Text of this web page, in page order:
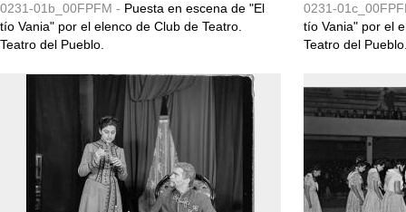
0231-01b_00FPFM - Puesta en escena de "El
tío Vania" por el elenco de Club de Teatro.
Teatro del Pueblo.
0231-
tío Vania" por el
Teatro del